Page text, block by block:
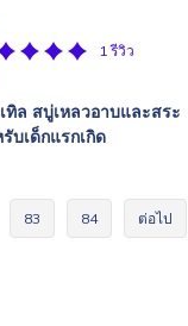
1 รีวิว
ทิล สบู่เหลวอาบและสระ
บเด็กแรกเกิด
83 84 ต่อไป